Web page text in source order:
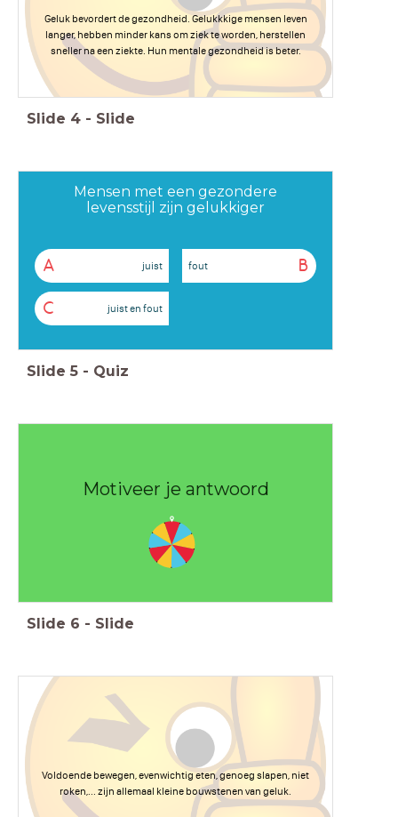
Geluk bevordert de gezondheid. Gelukkkige mensen leven
langer, hebben minder kans om ziek te worden, herstellen
sneller na een ziekte. Hun mentale gezondheid is beter.
Slide 4 - Slide
Mensen met een gezondere
levensstijl zijn gelukkiger
A juist B
fout
C juist en fout
Slide 5 - Quiz
Motiveer je antwoord
Slide 6 - Slide
Voldoende bewegen, evenwichtig eten, genoeg slapen, niet
roken,... zijn allemaal kleine bouwstenen van geluk.